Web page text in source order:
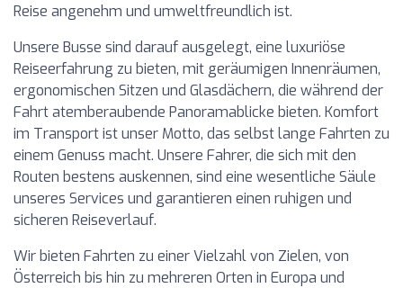
Reise angenehm und umweltfreundlich ist.
Unsere Busse sind darauf ausgelegt, eine luxuriöse
Reiseerfahrung zu bieten, mit geräumigen Innenräumen,
ergonomischen Sitzen und Glasdächern, die während der
Fahrt atemberaubende Panoramablicke bieten. Komfort
im Transport ist unser Motto, das selbst lange Fahrten zu
einem Genuss macht. Unsere Fahrer, die sich mit den
Routen bestens auskennen, sind eine wesentliche Säule
unseres Services und garantieren einen ruhigen und
sicheren Reiseverlauf.
Wir bieten Fahrten zu einer Vielzahl von Zielen, von
Österreich bis hin zu mehreren Orten in Europa und